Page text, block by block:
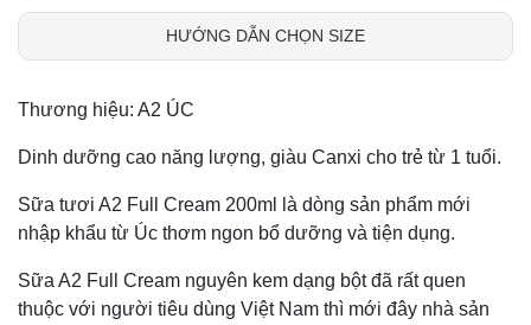
HƯỚNG DẪN CHỌN SIZE
Thương hiệu: A2 ÚC
Dinh dưỡng cao năng lượng, giàu Canxi cho trẻ từ 1 tuổi.
Sữa tươi A2 Full Cream 200ml là dòng sản phẩm mới
nhập khẩu từ Úc thơm ngon bổ dưỡng và tiện dụng.
Sữa A2 Full Cream nguyên kem dạng bột đã rất quen
thuộc với người tiêu dùng Việt Nam thì mới đây nhà sản